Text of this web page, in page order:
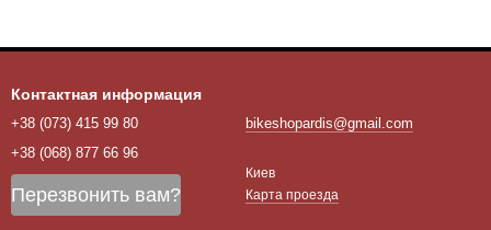
Контактная информация
+38 (073) 415 99 80
+38 (068) 877 66 96
Перезвонить вам?
bikeshopardis@gmail.com
Киев
Карта проезда